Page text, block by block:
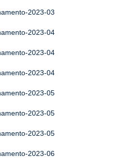
2023-03
2023-04
2023-04
2023-04
2023-05
2023-05
2023-05
2023-06